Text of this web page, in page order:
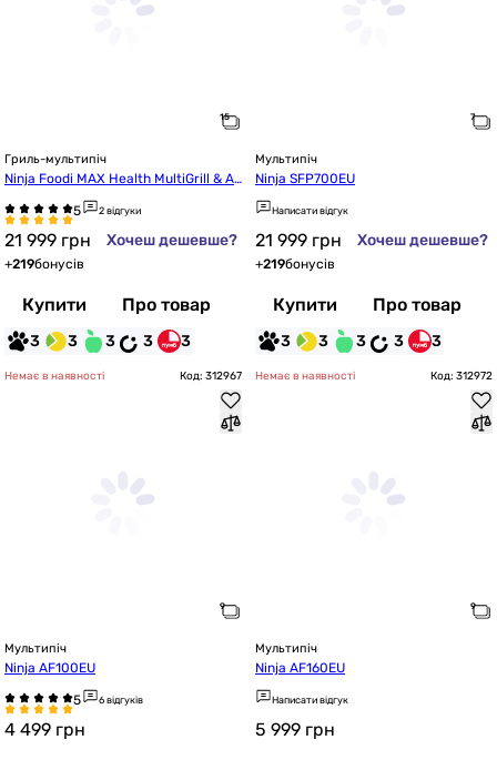
Гриль-мультипіч
Ninja Foodi MAX Health MultiGrill & Ai
r Fryer AG651EU
2 відгуки
21 999 грн Хочеш дешевше?
+219бонусів
Купити Про товар
3 3 3 3 3
Мультипіч
Ninja SFP700EU
Написати відгук
21 999 грн Хочеш дешевше?
+219бонусів
Купити Про товар
3 3 3 3 3
Немає в наявності Код: 312967
Мультипіч
Ninja AF100EU
6 відгуків
4 499 грн
Немає в наявності Код: 312972
Мультипіч
Ninja AF160EU
Написати відгук
5 999 грн